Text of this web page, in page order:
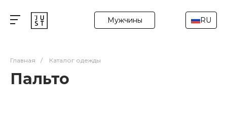
Мужчины RU
Главная / Каталог одежды
Пальто